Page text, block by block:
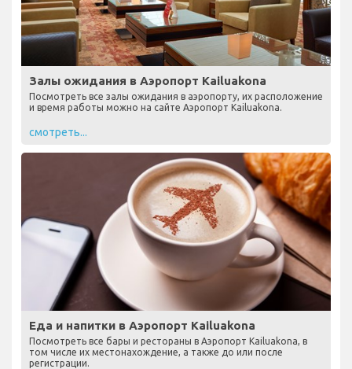
Залы ожидания в Аэропорт Kailuakona
Посмотреть все залы ожидания в аэропорту, их расположение
и время работы можно на сайте Аэропорт Kailuakona.
смотреть...
Еда и напитки в Аэропорт Kailuakona
Посмотреть все бары и рестораны в Аэропорт Kailuakona, в
том числе их местонахождение, а также до или после
регистрации.